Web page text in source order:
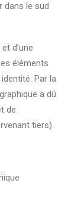
dans le sud
d’une
éléments
Par la
a dû
de
tiers).